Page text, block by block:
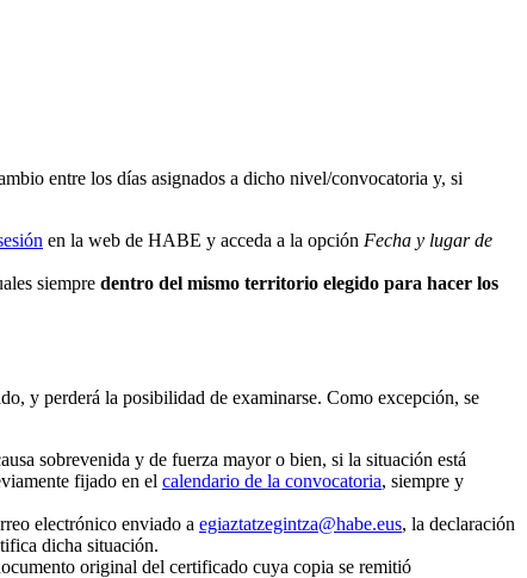
entre los días asignados a dicho nivel/convocatoria y, si
en la web de HABE y acceda a la opción Fecha y lugar de
siempre dentro del mismo territorio elegido para hacer los
y perderá la posibilidad de examinarse. Como excepción, se
sobrevenida y de fuerza mayor o bien, si la situación está
fijado en el calendario de la convocatoria, siempre y
electrónico enviado a egiaztatzegintza@habe.eus, la declaración
dicha situación.
original del certificado cuya copia se remitió